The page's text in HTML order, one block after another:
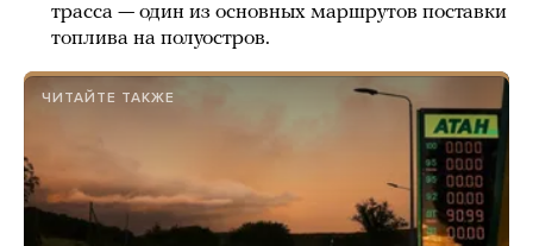
трасса — один из основных маршрутов поставки
топлива на полуостров.
ЧИТАЙТЕ ТАКЖЕ